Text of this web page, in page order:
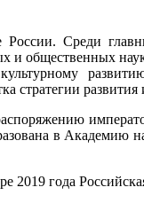
Среди
и общественных
и культурному
в Академию
года